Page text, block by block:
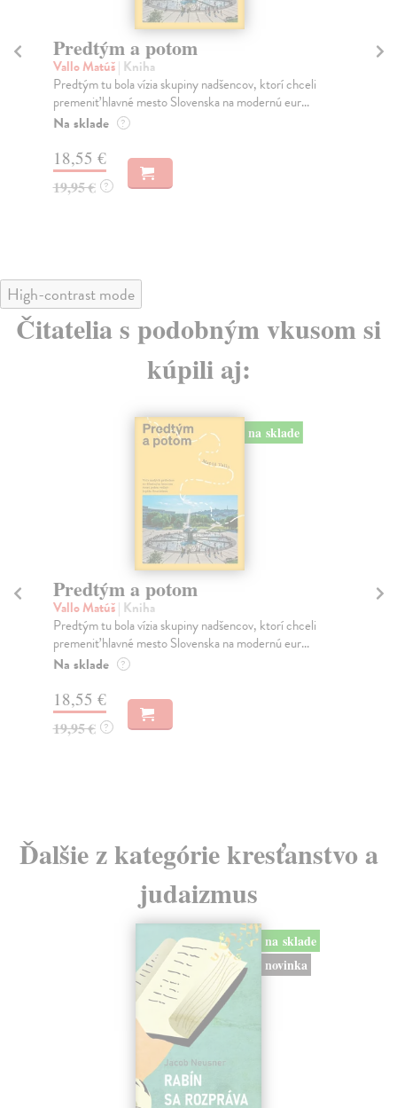
Predtým a potom
Vallo Matúš| Kniha
Predtým tu bola vízia skupiny nadšencov, ktorí chceli
premeniť hlavné mesto Slovenska na modernú eur...
Na sklade ?
18,55 €
19,95 € ?
High-contrast mode
Čitatelia s podobným vkusom si
kúpili aj:
Město a jeho nejisté zdi
Murakami Haruki
Ty jsi to byla, kdo mi vyprávěl o tom městě. Město a
jeho nejisté zdi – dlouho očekávaný román Haru...
Na sklade
31,21 €
32,85 € ?
Ďalšie z kategórie kresťanstvo a
judaizmus
na sklade
novinka